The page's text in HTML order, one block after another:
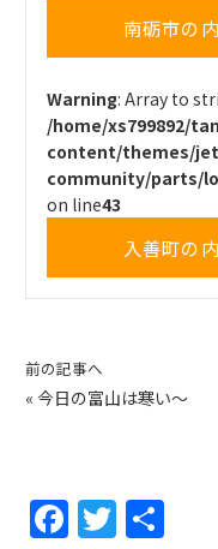
南砺市の
Warning: Array to
/home/xs799892/
content/themes/
community/parts/
on line43
入善町の
前の記事へ
« 今日の富山は寒い～
F T